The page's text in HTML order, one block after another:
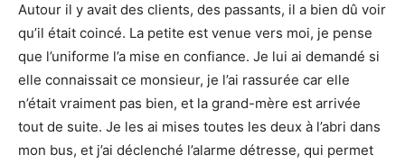
Autour il y avait des clients, des passants, il a bien dû voir
qu’il était coincé. La petite est venue vers moi, je pense
que l’uniforme l’a mise en confiance. Je lui ai demandé si
elle connaissait ce monsieur, je l’ai rassurée car elle
n’était vraiment pas bien, et la grand-mère est arrivée
tout de suite. Je les ai mises toutes les deux à l’abri dans
mon bus, et j’ai déclenché l’alarme détresse, qui permet